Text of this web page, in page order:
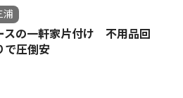
浦
スの一軒家片付け 不用品回
で圧倒安